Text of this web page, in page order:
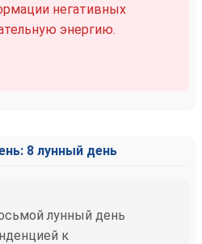
негативных
энергию.
8 лунный день
лунный день
к